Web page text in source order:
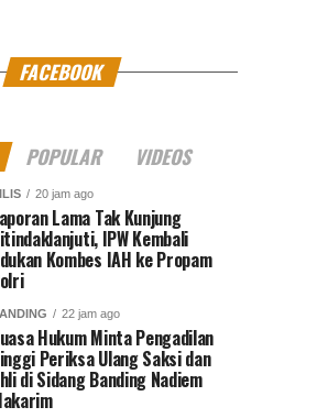
FACEBOOK
POPULAR VIDEOS
20 jam ago
Lama Tak Kunjung
IPW Kembali
Kombes IAH ke Propam
22 jam ago
Hukum Minta Pengadilan
Periksa Ulang Saksi dan
di Sidang Banding Nadiem